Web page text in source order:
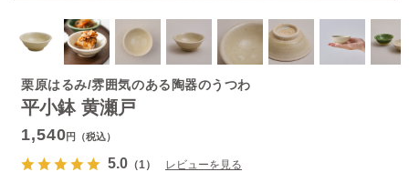
平小鉢 黄瀬戸
栗原はるみ/雰囲気のある陶器のうつわ
1,540円（税込）
5.0（1） レビューを見る